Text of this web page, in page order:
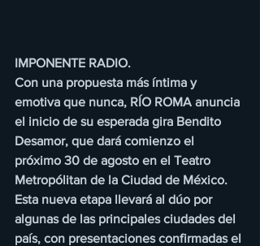
IMPONENTE RADIO.
Con una propuesta más íntima y
emotiva que nunca, RÍO ROMA anuncia
el inicio de su esperada gira Bendito
Desamor, que dará comienzo el
próximo 30 de agosto en el Teatro
Metropólitan de la Ciudad de México.
Esta nueva etapa llevará al dúo por
algunas de las principales ciudades del
país, con presentaciones confirmadas el